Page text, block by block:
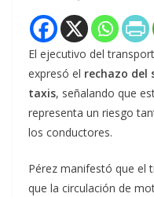
El ejecutivo del
expresó el rechazo del
taxis, señalando que
representa un riesgo
los conductores.
Pérez manifestó que el
que la circulación de